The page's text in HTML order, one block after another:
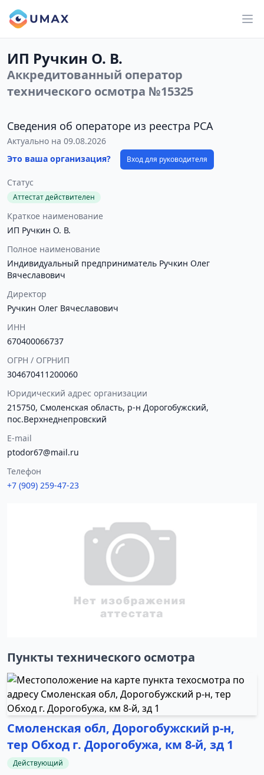
ИП Ручкин О. В.
Аккредитованный оператор
технического осмотра №15325
Сведения об операторе из реестра РСА
Актуально на 09.08.2026
Это ваша организация?
Вход для руководителя
Статус
Аттестат действителен
Краткое наименование
ИП Ручкин О. В.
Полное наименование
Индивидуальный предприниматель Ручкин Олег
Вячеславович
Директор
Ручкин Олег Вячеславович
ИНН
670400066737
ОГРН / ОГРНИП
304670411200060
Юридический адрес организации
215750, Смоленская область, р-н Дорогобужский,
пос.Верхнеднепровский
E-mail
ptodor67@mail.ru
Телефон
+7 (909) 259-47-23
Пункты технического осмотра
Смоленская обл, Дорогобужский р-н,
тер Обход г. Дорогобужа, км 8-й, зд 1
Действующий